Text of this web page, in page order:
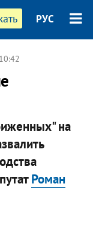
РУС
на
Роман